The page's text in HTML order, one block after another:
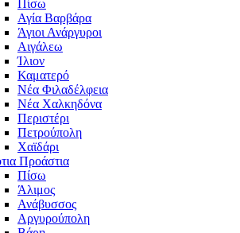
Πίσω
Αγία Βαρβάρα
Άγιοι Ανάργυροι
Αιγάλεω
Ίλιον
Καματερό
Νέα Φιλαδέλφεια
Νέα Χαλκηδόνα
Περιστέρι
Πετρούπολη
Χαϊδάρι
Προάστια
Πίσω
Άλιμος
Ανάβυσσος
Αργυρούπολη